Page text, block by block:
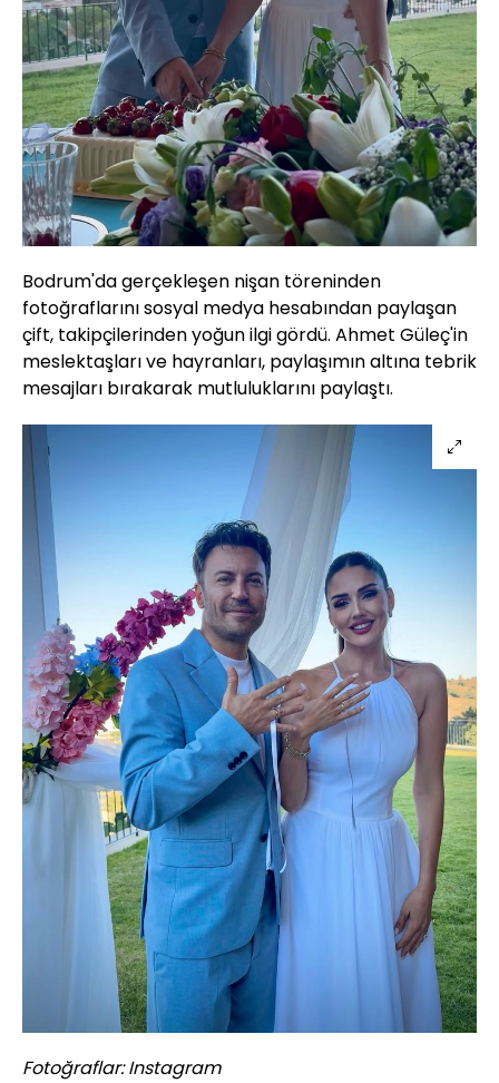
Bodrum'da gerçekleşen nişan töreninden
fotoğraflarını sosyal medya hesabından paylaşan
çift, takipçilerinden yoğun ilgi gördü. Ahmet Güleç'in
meslektaşları ve hayranları, paylaşımın altına tebrik
mesajları bırakarak mutluluklarını paylaştı.
Fotoğraflar: Instagram